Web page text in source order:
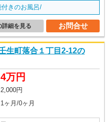
きのお風呂/
お問合せ
詳細を見る
生町落合１丁目2-12の
4万円
2,000円
1ヶ月/0ヶ月